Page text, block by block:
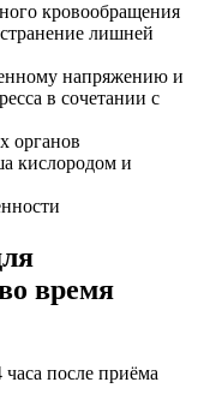
кровообращения
лишней
напряжению и
в сочетании с
органов
кислородом и
время
после приёма